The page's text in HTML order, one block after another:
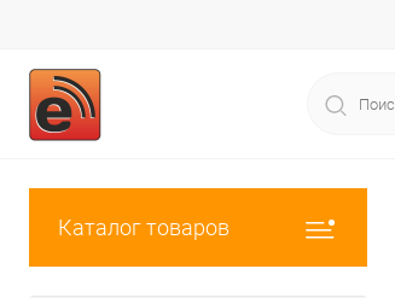
Каталог товаров